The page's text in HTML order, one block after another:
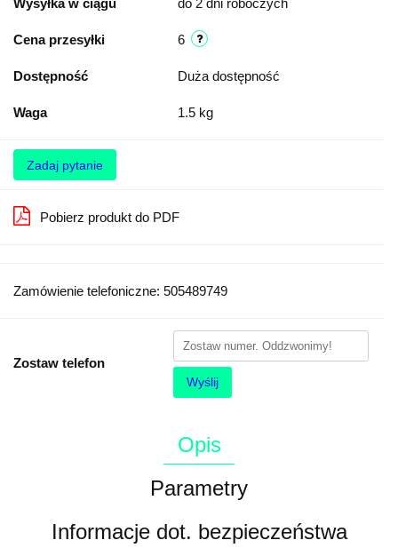
Wysyłka w ciągu do 2 dni roboczych
Cena przesyłki 6
Dostępność Duża dostępność
Waga 1.5 kg
Zadaj pytanie
Pobierz produkt do PDF
Zamówienie telefoniczne: 505489749
Zostaw telefon
Wyślij
Opis
Parametry
Informacje dot. bezpieczeństwa